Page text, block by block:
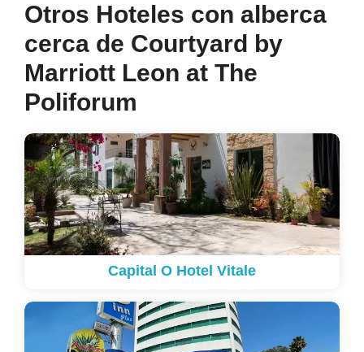
Otros Hoteles con alberca
cerca de Courtyard by
Marriott Leon at The
Poliforum
Capital O Hotel Vitale